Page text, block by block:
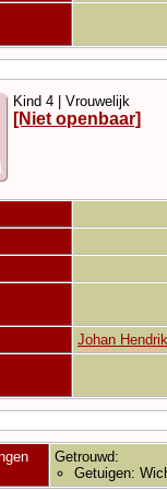
Kind 4 | Vrouwelijk
[Niet openbaar]
Johan
Getrouwd:
Getuigen: